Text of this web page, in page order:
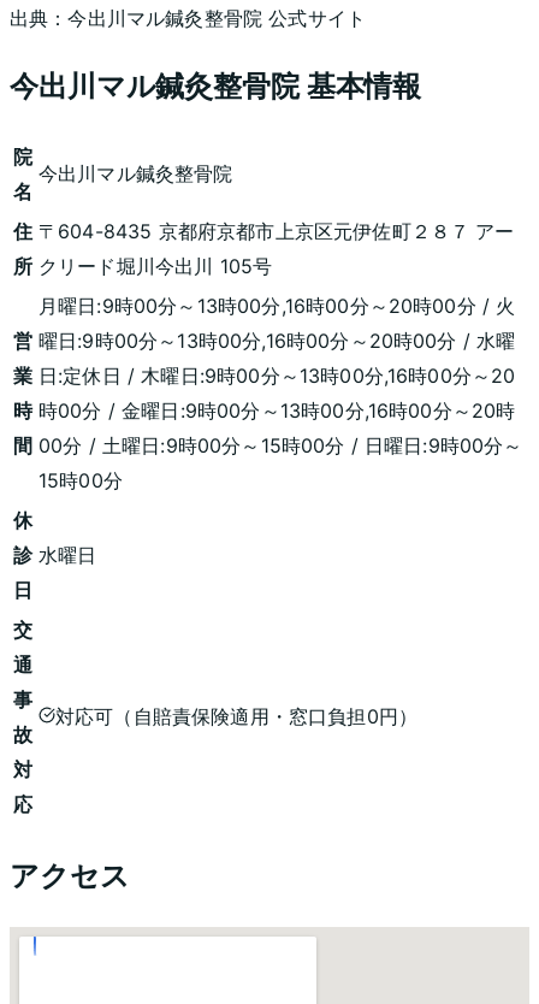
出典：今出川マル鍼灸整骨院 公式サイト
今出川マル鍼灸整骨院基本情報
院
名
今出川マル鍼灸整骨院
住
所
〒604-8435 京都府京都市上京区元伊佐町２８７ アー
クリード堀川今出川 105号
営
業
時
間
月曜日:9時00分～13時00分,16時00分～20時00分 / 火
曜日:9時00分～13時00分,16時00分～20時00分 / 水曜
日:定休日 / 木曜日:9時00分～13時00分,16時00分～20
時00分 / 金曜日:9時00分～13時00分,16時00分～20時
00分 / 土曜日:9時00分～15時00分 / 日曜日:9時00分～
15時00分
休
診
日
水曜日
交
通
事
故
対
応
対応可（自賠責保険適用・窓口負担0円）
アクセス